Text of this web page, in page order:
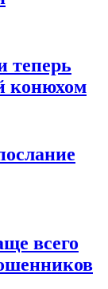
теперь
конюхом
всего